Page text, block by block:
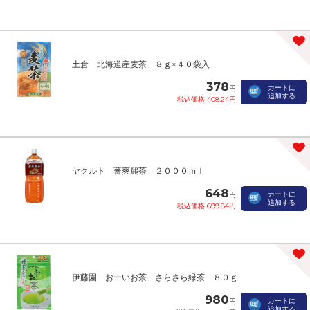
土倉 北海道産麦茶 ８ｇ×４０袋入
378円
税込価格 408.24円
カートに
追加する
ヤクルト 蕃爽麗茶 ２０００ｍｌ
648円
税込価格 699.84円
カートに
追加する
伊藤園 おーいお茶 さらさら緑茶 ８０ｇ
980円
カートに